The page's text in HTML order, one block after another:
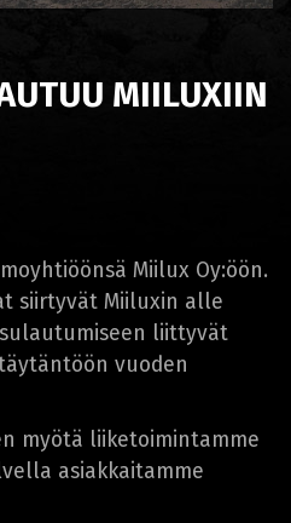
MIILUXIIN
Miilux Oy:öön.
siirtyvät Miiluxin alle
sulautumiseen liittyvät
vuoden
myötä liiketoimintamme
asiakkaitamme